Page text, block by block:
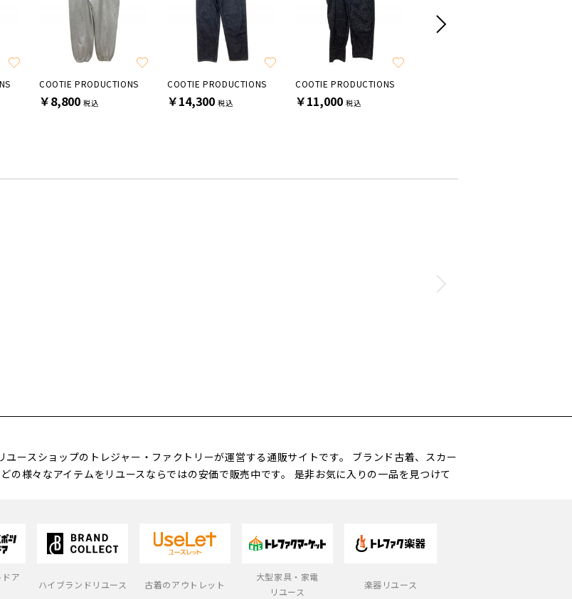
COOTIE PRODUCTIONS
￥8,800 税込
COOTIE PRODUCTIONS
￥14,300 税込
COOTIE PRODUCTIONS
￥11,000 税込
ースショップのトレジャー・ファクトリーが運営する通販サイトです。 ブランド古着、スカー
の様々なアイテムをリユースならではの安価で販売中です。 是非お気に入りの一品を見つけて
ア
ハイブランドリユース 古着のアウトレット
大型家具・家電
リユース
楽器リユース